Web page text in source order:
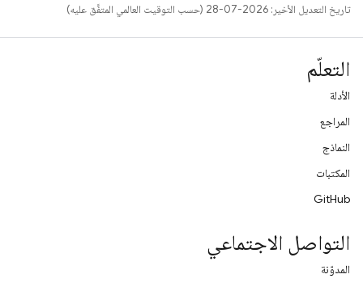
تاريخ التعديل الأخير: 2026-07-28 (حسب التوقيت العالمي المتفَّق عليه)
التعلّم
الأدلة
المراجع
النماذج
المكتبات
GitHub
التواصل الاجتماعي
المدوّنة